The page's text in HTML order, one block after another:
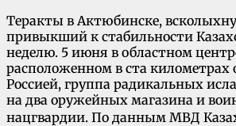
Теракты в Актюбинске,
привыкший к стабильности
неделю. 5 июня в областном
расположенном в ста километрах
Россией, группа радикальных
на два оружейных магазина и
нацгвардии. По данным МВД